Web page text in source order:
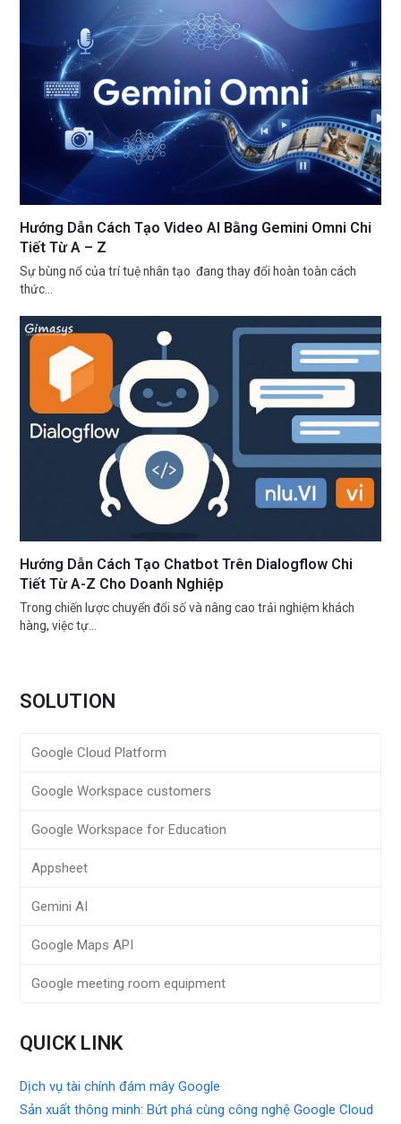
Hướng Dẫn Cách Tạo Video AI Bằng Gemini Omni Chi
Tiết Từ A – Z
Sự bùng nổ của trí tuệ nhân tạo đang thay đổi hoàn toàn cách
thức…
Hướng Dẫn Cách Tạo Chatbot Trên Dialogflow Chi
Tiết Từ A-Z Cho Doanh Nghiệp
Trong chiến lược chuyển đổi số và nâng cao trải nghiệm khách
hàng, việc tự…
SOLUTION
Google Cloud Platform
Google Workspace customers
Google Workspace for Education
Appsheet
Gemini AI
Google Maps API
Google meeting room equipment
QUICK LINK
Dịch vụ tài chính đám mây Google
Sản xuất thông minh: Bứt phá cùng công nghệ Google Cloud